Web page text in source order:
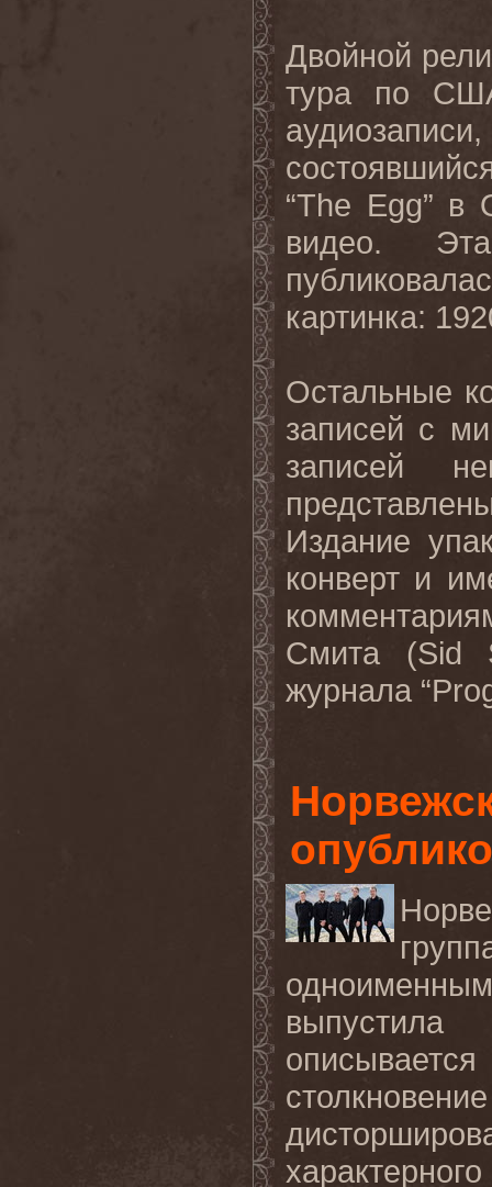
Двойной
тура по
“The Egg” в
видео.
картинка:
Остальные
записей с
записей
Издание
конверт и
Смита (Sid
журнала “